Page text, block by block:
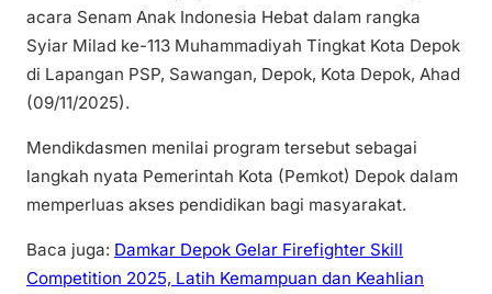
acara Senam Anak Indonesia Hebat dalam rangka
Syiar Milad ke-113 Muhammadiyah Tingkat Kota Depok
di Lapangan PSP, Sawangan, Depok, Kota Depok, Ahad
(09/11/2025).
Mendikdasmen menilai program tersebut sebagai
langkah nyata Pemerintah Kota (Pemkot) Depok dalam
memperluas akses pendidikan bagi masyarakat.
Baca juga: Damkar Depok Gelar Firefighter Skill
Competition 2025, Latih Kemampuan dan Keahlian